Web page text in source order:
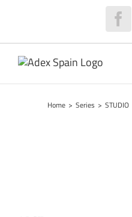
Home > Series > STUDIO